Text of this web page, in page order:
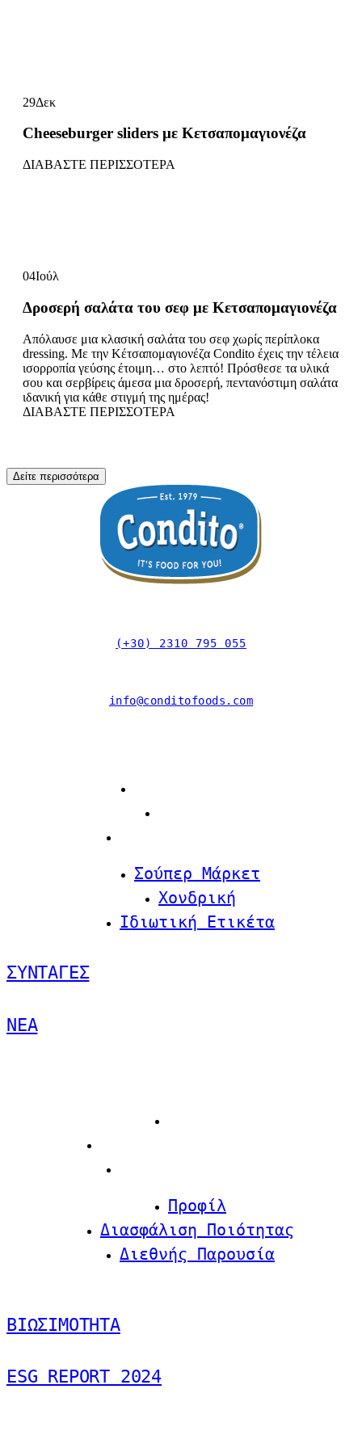
29Δεκ
Cheeseburger sliders με Κετσαπομαγιονέζα
ΔΙΑΒΑΣΤΕ ΠΕΡΙΣΣΟΤΕΡΑ
04Ιούλ
Δροσερή σαλάτα του σεφ με Κετσαπομαγιονέζα
Απόλαυσε μια κλασική σαλάτα του σεφ χωρίς περίπλοκα
dressing. Με την Κέτσαπομαγιονέζα Condito έχεις την τέλεια
ισορροπία γεύσης έτοιμη… στο λεπτό! Πρόσθεσε τα υλικά
σου και σερβίρεις άμεσα μια δροσερή, πεντανόστιμη σαλάτα
ιδανική για κάθε στιγμή της ημέρας!
ΔΙΑΒΑΣΤΕ ΠΕΡΙΣΣΟΤΕΡΑ
Δείτε περισσότερα
(+30) 2310 795 055
info@conditofoods.com
Σούπερ Μάρκετ
Χονδρική
Ιδιωτική Ετικέτα
ΣΥΝΤΑΓΕΣ
NEA
Προφίλ
Διασφάλιση Ποιότητας
Διεθνής Παρουσία
ΒΙΩΣΙΜΟΤΗΤΑ
ESG REPORT 2024